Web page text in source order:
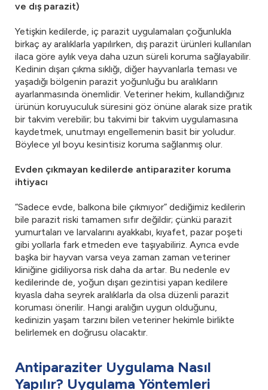
ve dış parazit)
Yetişkin kedilerde, iç parazit uygulamaları çoğunlukla
birkaç ay aralıklarla yapılırken, dış parazit ürünleri kullanılan
ilaca göre aylık veya daha uzun süreli koruma sağlayabilir.
Kedinin dışarı çıkma sıklığı, diğer hayvanlarla teması ve
yaşadığı bölgenin parazit yoğunluğu bu aralıkların
ayarlanmasında önemlidir. Veteriner hekim, kullandığınız
ürünün koruyuculuk süresini göz önüne alarak size pratik
bir takvim verebilir; bu takvimi bir takvim uygulamasına
kaydetmek, unutmayı engellemenin basit bir yoludur.
Böylece yıl boyu kesintisiz koruma sağlanmış olur.
Evden çıkmayan kedilerde antiparaziter koruma
ihtiyacı
“Sadece evde, balkona bile çıkmıyor” dediğimiz kedilerin
bile parazit riski tamamen sıfır değildir; çünkü parazit
yumurtaları ve larvalarını ayakkabı, kıyafet, pazar poşeti
gibi yollarla fark etmeden eve taşıyabiliriz. Ayrıca evde
başka bir hayvan varsa veya zaman zaman veteriner
kliniğine gidiliyorsa risk daha da artar. Bu nedenle ev
kedilerinde de, yoğun dışarı gezintisi yapan kedilere
kıyasla daha seyrek aralıklarla da olsa düzenli parazit
koruması önerilir. Hangi aralığın uygun olduğunu,
kedinizin yaşam tarzını bilen veteriner hekimle birlikte
belirlemek en doğrusu olacaktır.
Antiparaziter Uygulama Nasıl
Yapılır? Uygulama Yöntemleri